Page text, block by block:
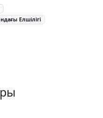
Елшілігі